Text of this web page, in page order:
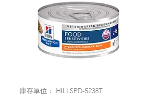
庫存單位： HILLSPD-5238T